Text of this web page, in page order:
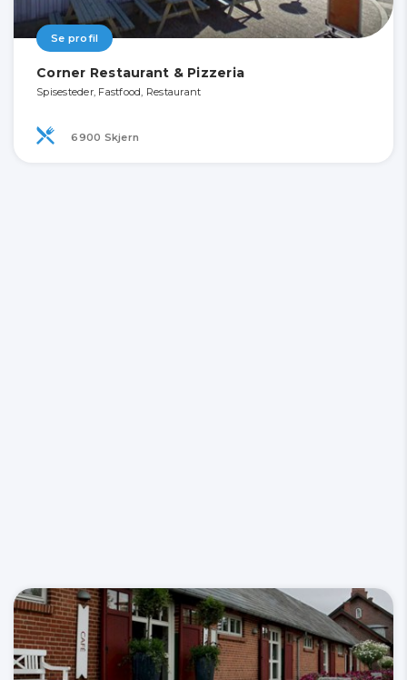
Se profil
Corner Restaurant & Pizzeria
Spisesteder, Fastfood, Restaurant
6900 Skjern